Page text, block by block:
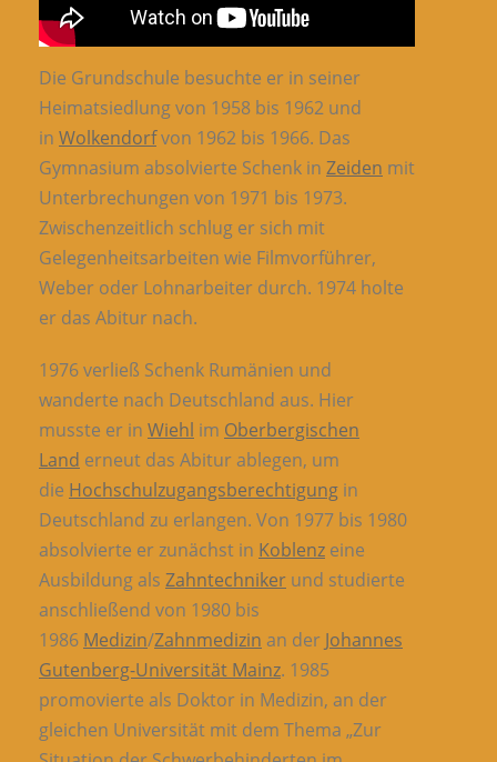
Die Grundschule besuchte er in seiner
Heimatsiedlung von 1958 bis 1962 und
in Wolkendorfvon 1962 bis 1966. Das
Gymnasium absolvierte Schenk in Zeiden mit
Unterbrechungen von 1971 bis 1973.
Zwischenzeitlich schlug er sich mit
Gelegenheitsarbeiten wie Filmvorführer,
Weber oder Lohnarbeiter durch. 1974 holte
er das Abitur nach.
1976 verließ Schenk Rumänien und
wanderte nach Deutschland aus. Hier
musste er in Wiehl im Oberbergischen
Land erneut das Abitur ablegen, um
die Hochschulzugangsberechtigung in
Deutschland zu erlangen. Von 1977 bis 1980
absolvierte er zunächst in Koblenz eine
Ausbildung als Zahntechniker und studierte
anschließend von 1980 bis
1986 Medizin/Zahnmedizin an der Johannes
Gutenberg-Universität Mainz. 1985
promovierte als Doktor in Medizin, an der
gleichen Universität mit dem Thema „Zur